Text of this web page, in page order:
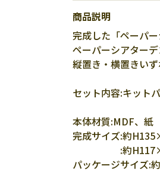
商品説明
完成した「ペーパ
ペーパーシアター
縦置き・横置きいず
セット内容:キット
本体材質:MDF、紙
完成サイズ:約
:約
パッケージサイズ